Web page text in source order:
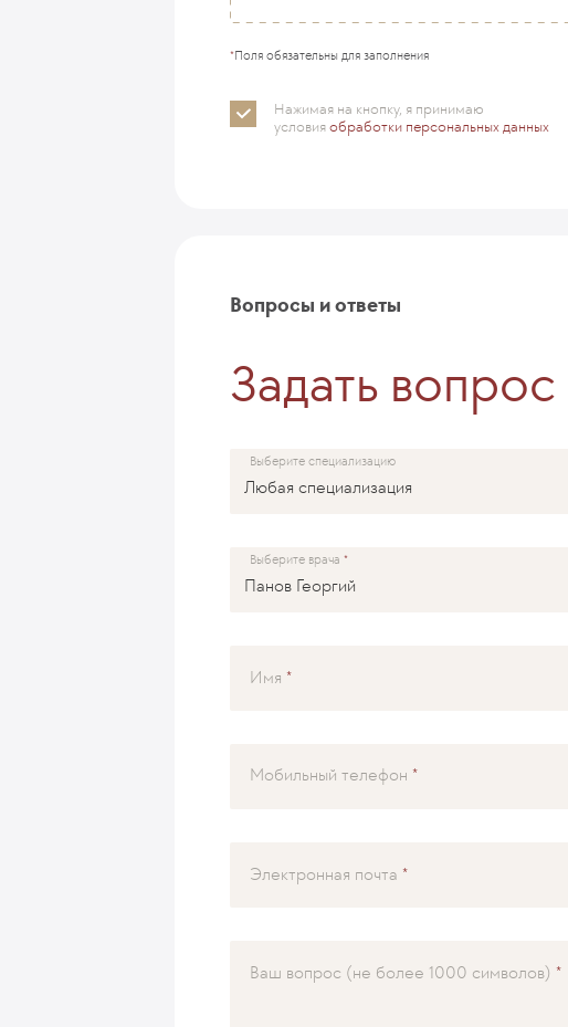
*Поля обязательны для заполнения
Нажимая на кнопку, я принимаю
условияобработки персональных данных
Вопросы и ответы
Задать вопрос
Выберите специализацию
Выберите врача
Имя
Мобильный телефон
Электронная почта
Ваш вопрос (не более 1000 символов)